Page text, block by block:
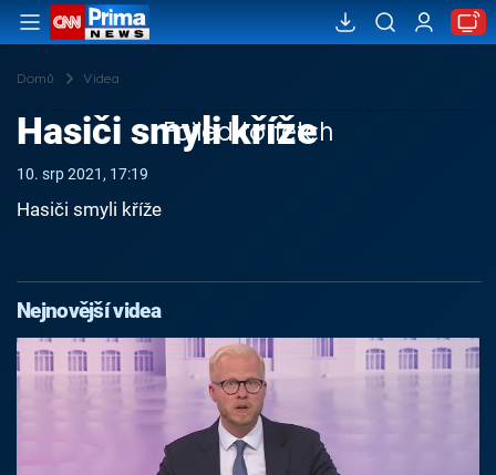
Domů Videa
Failed to fetch
Hasiči smyli kříže
10. srp 2021, 17:19
Hasiči smyli kříže
Nejnovější videa